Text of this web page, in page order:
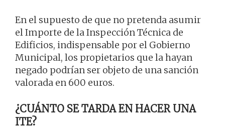
En el supuesto de que no pretenda asumir
el Importe de la Inspección Técnica de
Edificios, indispensable por el Gobierno
Municipal, los propietarios que la hayan
negado podrían ser objeto de una sanción
valorada en 600 euros.
¿CUÁNTO SE TARDA EN HACER UNA
ITE?